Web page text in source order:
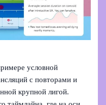
условной
с повторами и
крупной лигой.